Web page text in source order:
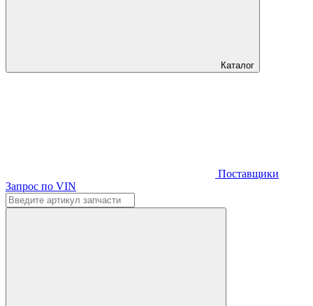
Каталог
Поставщики
Запрос по VIN